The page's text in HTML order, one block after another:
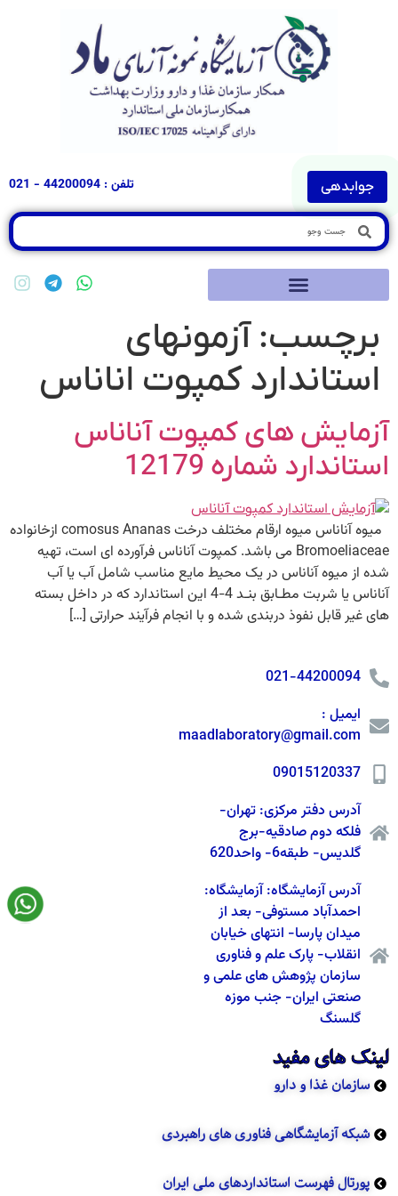
جوابدهی تلفن : 44200094 - 021
برچسب:آزمونهای
استاندارد کمپوت اناناس
آزمایش های کمپوت آناناس
استاندارد شماره 12179
میوه آناناس میوه ارقام مختلف درخت comosus Ananas ازخانواده
Bromoeliaceae می باشد. کمپوت آناناس فرآورده ای است، تهیه
شده از میوه آناناس در یک محیط مایع مناسب شامل آب یا آب
آناناس یا شربت مطـابق بنـد 4-4 این استاندارد که در داخل بسته
های غیر قابل نفوذ دربندی شده و با انجام فرآیند حرارتی […]
021-44200094
ایمیل :
maadlaboratory@gmail.com
09015120337
آدرس دفتر مرکزی: تهران-
فلکه دوم صادقیه-برج
گلدیس- طبقه6- واحد620
آدرس آزمایشگاه: آزمایشگاه:
احمدآباد مستوفی- بعد از
میدان پارسا- انتهای خیابان
انقلاب- پارک علم و فناوری
سازمان پژوهش های علمی و
صنعتی ایران- جنب موزه
گلسنگ
لینک های مفید
سازمان غذا و دارو
شبکه آزمایشگاهی فناوری های راهبردی
پورتال فهرست استانداردهای ملی ایران